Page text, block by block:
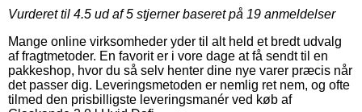
Vurderet til 4.5 ud af 5 stjerner baseret på 19 anmeldelser
Mange online virksomheder yder til alt held et bredt udvalg
af fragtmetoder. En favorit er i vore dage at få sendt til en
pakkeshop, hvor du så selv henter dine nye varer præcis når
det passer dig. Leveringsmetoden er nemlig ret nem, og ofte
tilmed den prisbilligste leveringsmanér ved køb af